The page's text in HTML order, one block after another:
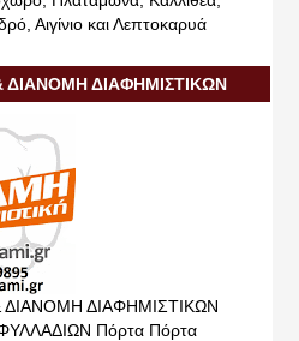
Αιγίνιο και Λεπτοκαρυά
ΔΙΑΝΟΜΗ ΔΙΑΦΗΜΙΣΤΙΚΩΝ
ΔΙΑΦΗΜΙΣΤΙΚΩΝ
Πόρτα Πόρτα